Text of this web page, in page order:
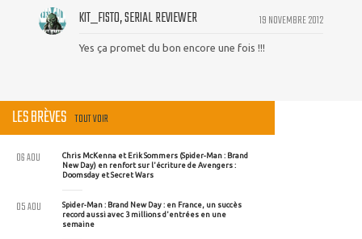
19 NOVEMBRE 2012
KIT_FISTO, SERIAL REVIEWER
Yes ça promet du bon encore une fois !!!
LES BRÈVES TOUT VOIR
Chris McKenna et Erik Sommers (Spider-Man : Brand
New Day) en renfort sur l'écriture de Avengers :
Doomsday et Secret Wars
06 AOU
Spider-Man : Brand New Day : en France, un succès
record aussi avec 3 millions d'entrées en une
semaine
05 AOU